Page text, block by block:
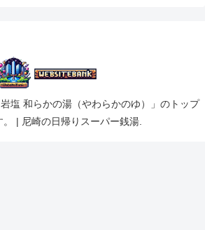
塩 和らかの湯（やわらかのゆ）」のトップ
。 | 尼崎の日帰りスーパー銭湯.